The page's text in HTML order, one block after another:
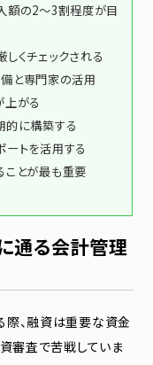
の2〜3割程度が目
くチェックされる
と専門家の活用
がる
に構築する
トを活用する
とが最も重要
通る会計管理
、融資は重要な資金
審査で苦戦していま